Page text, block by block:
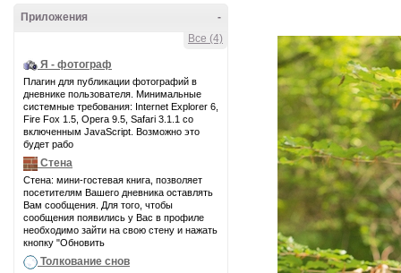
-
Приложения
Все (4)
Я - фотограф
Плагин для публикации фотографий в
дневнике пользователя. Минимальные
системные требования: Internet Explorer 6,
Fire Fox 1.5, Opera 9.5, Safari 3.1.1 со
включенным JavaScript. Возможно это
будет рабо
Стена
Стена: мини-гостевая книга, позволяет
посетителям Вашего дневника оставлять
Вам сообщения. Для того, чтобы
сообщения появились у Вас в профиле
необходимо зайти на свою стену и нажать
кнопку "Обновить
Толкование снов